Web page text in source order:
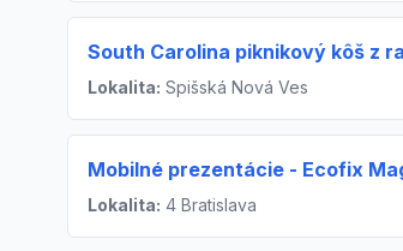
South Carolina piknikový kôš z
Lokalita: Spišská Nová Ves
Mobilné prezentácie - Ecofix
Lokalita: 4 Bratislava